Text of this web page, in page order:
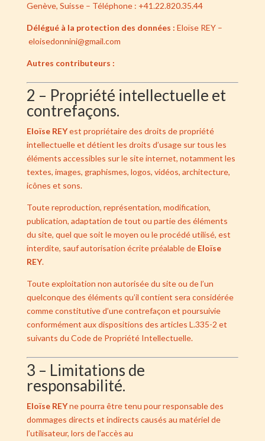
Genève, Suisse – Téléphone : +41.22.820.35.44
Délégué à la protection des données : Eloïse REY –
eloisedonnini@gmail.com
Autres contributeurs :
2 – Propriété intellectuelle et
contrefaçons.
Eloïse REYest propriétaire des droits de propriété
intellectuelle et détient les droits d’usage sur tous les
éléments accessibles sur le site internet, notamment les
textes, images, graphismes, logos, vidéos, architecture,
icônes et sons.
Toute reproduction, représentation, modification,
publication, adaptation de tout ou partie des éléments
du site, quel que soit le moyen ou le procédé utilisé, est
interdite, sauf autorisation écrite préalable de Eloïse
REY.
Toute exploitation non autorisée du site ou de l’un
quelconque des éléments qu’il contient sera considérée
comme constitutive d’une contrefaçon et poursuivie
conformément aux dispositions des articles L.335-2 et
suivants du Code de Propriété Intellectuelle.
3 – Limitations de
responsabilité.
Eloïse REYne pourra être tenu pour responsable des
dommages directs et indirects causés au matériel de
l’utilisateur, lors de l’accès au